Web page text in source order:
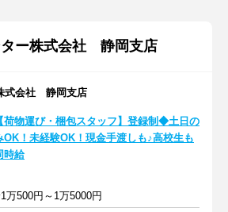
ター株式会社 静岡支店
式会社 静岡支店
【荷物運び・梱包スタッフ】登録制◆土日の
OK！未経験OK！現金手渡しも♪高校生も
時給
1万500円～1万5000円